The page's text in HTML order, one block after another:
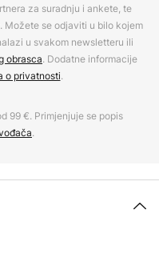
za suradnju i ankete, te
se odjaviti u bilo kojem
u svakom newsletteru ili
obrasca. Dodatne informacije
o privatnosti.
99 €. Primjenjuje se popis
.